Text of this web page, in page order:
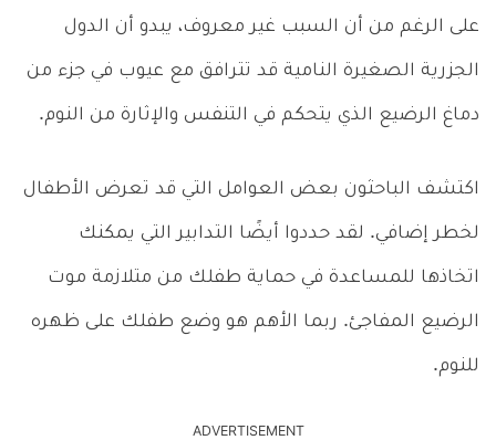
على الرغم من أن السبب غير معروف، يبدو أن الدول
الجزرية الصغيرة النامية قد تترافق مع عيوب في جزء من
دماغ الرضيع الذي يتحكم في التنفس والإثارة من النوم.
اكتشف الباحثون بعض العوامل التي قد تعرض الأطفال
لخطر إضافي. لقد حددوا أيضًا التدابير التي يمكنك
اتخاذها للمساعدة في حماية طفلك من متلازمة موت
الرضيع المفاجئ. ربما الأهم هو وضع طفلك على ظهره
للنوم.
ADVERTISEMENT